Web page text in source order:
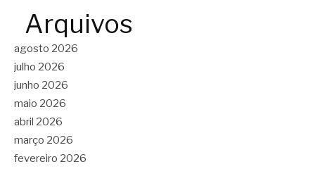
Arquivos
agosto 2026
julho 2026
junho 2026
maio 2026
abril 2026
março 2026
fevereiro 2026